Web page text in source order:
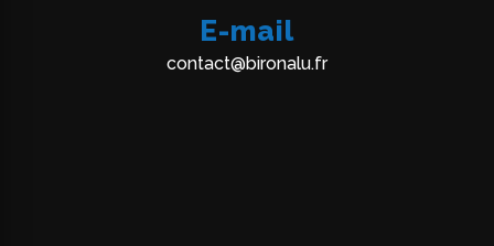
E-mail
contact@bironalu.fr